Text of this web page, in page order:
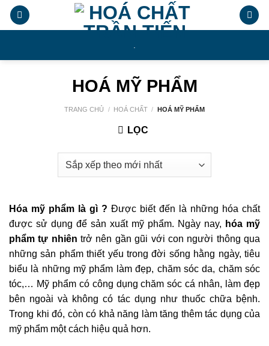
Chuyển
đến
HOÁ MỸ PHẨM
TRANG CHỦ / HOÁ CHẤT / HOÁ MỸ PHẨM
LỌC
Hóa mỹ phẩm là gì ? Được biết đến là những hóa chất
được sử dụng để sản xuất mỹ phẩm. Ngày nay, hóa mỹ
phẩm tự nhiên trở nên gần gũi với con người thông qua
những sản phẩm thiết yếu trong đời sống hằng ngày, tiêu
biểu là những mỹ phẩm làm đẹp, chăm sóc da, chăm sóc
tóc,… Mỹ phẩm có công dụng chăm sóc cá nhân, làm đẹp
bên ngoài và không có tác dụng như thuốc chữa bệnh.
Trong khi đó, còn có khả năng làm tăng thêm tác dụng của
mỹ phẩm một cách hiệu quả hơn.